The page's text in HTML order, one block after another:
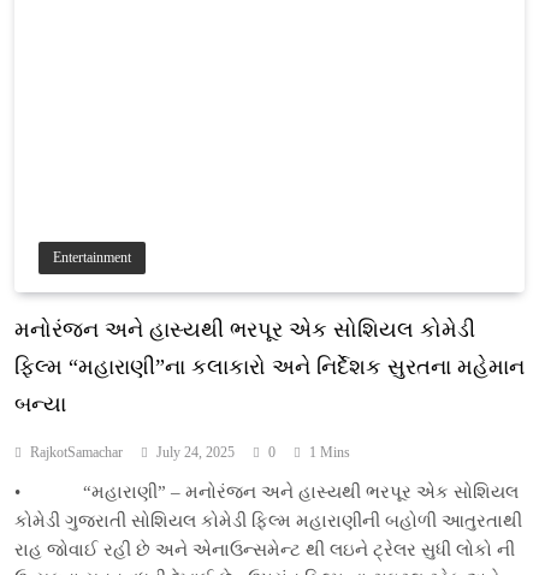
Entertainment
મનોરંજન અને હાસ્યથી ભરપૂર એક સોશિયલ કોમેડી
ફિલ્મ “મહારાણી”ના કલાકારો અને નિર્દેશક સુરતના મહેમાન
બન્યા
RajkotSamachar July 24, 2025 0 1 Mins
• “મહારાણી” – મનોરંજન અને હાસ્યથી ભરપૂર એક સોશિયલ
કોમેડી ગુજરાતી સોશિયલ કોમેડી ફિલ્મ મહારાણીની બહોળી આતુરતાથી
રાહ જોવાઈ રહી છે અને એનાઉન્સમેન્ટ થી લઇને ટ્રેલર સુધી લોકો ની